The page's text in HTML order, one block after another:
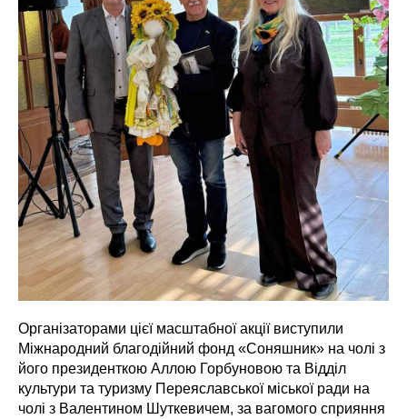
Організаторами цієї масштабної акції виступили
Міжнародний благодійний фонд «Соняшник» на чолі з
його президенткою Аллою Горбуновою та Відділ
культури та туризму Переяславської міської ради на
чолі з Валентином Шуткевичем, за вагомого сприяння